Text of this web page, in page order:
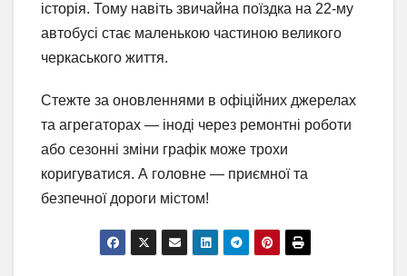
історія. Тому навіть звичайна поїздка на 22-му
автобусі стає маленькою частиною великого
черкаського життя.
Стежте за оновленнями в офіційних джерелах
та агрегаторах — іноді через ремонтні роботи
або сезонні зміни графік може трохи
коригуватися. А головне — приємної та
безпечної дороги містом!